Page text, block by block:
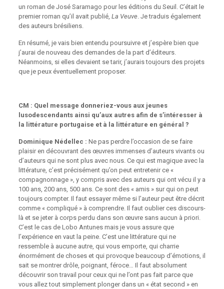
un roman de José Saramago pour les éditions du Seuil. C’était le
premier roman qu’il avait publié, La Veuve. Je traduis également
des auteurs brésiliens.
En résumé, je vais bien entendu poursuivre et j’espère bien que
j’aurai de nouveau des demandes de la part d’éditeurs.
Néanmoins, si elles devaient se tarir, j’aurais toujours des projets
que je peux éventuellement proposer.
CM : Quel message donneriez-vous aux jeunes
lusodescendants ainsi qu’aux autres afin de s’intéresser à
la littérature portugaise et à la littérature en général ?
Dominique Nédellec : Ne pas perdre l’occasion de se faire
plaisir en découvrant des œuvres immenses d’auteurs vivants ou
d’auteurs qui ne sont plus avec nous. Ce qui est magique avec la
littérature, c’est précisément qu’on peut entretenir ce «
compagnonnage », y compris avec des auteurs qui ont vécu il y a
100 ans, 200 ans, 500 ans. Ce sont des « amis » sur qui on peut
toujours compter. Il faut essayer même si l’auteur peut être décrit
comme « compliqué » à comprendre. Il faut oublier ces discours-
là et se jeter à corps perdu dans son œuvre sans aucun à priori.
C’est le cas de Lobo Antunes mais je vous assure que
l’expérience en vaut la peine. C’est une littérature qui ne
ressemble à aucune autre, qui vous emporte, qui charrie
énormément de choses et qui provoque beaucoup d’émotions, il
sait se montrer drôle, poignant, féroce… Il faut absolument
découvrir son travail pour ceux qui ne l’ont pas fait parce que
vous allez tout simplement plonger dans un « état second » en